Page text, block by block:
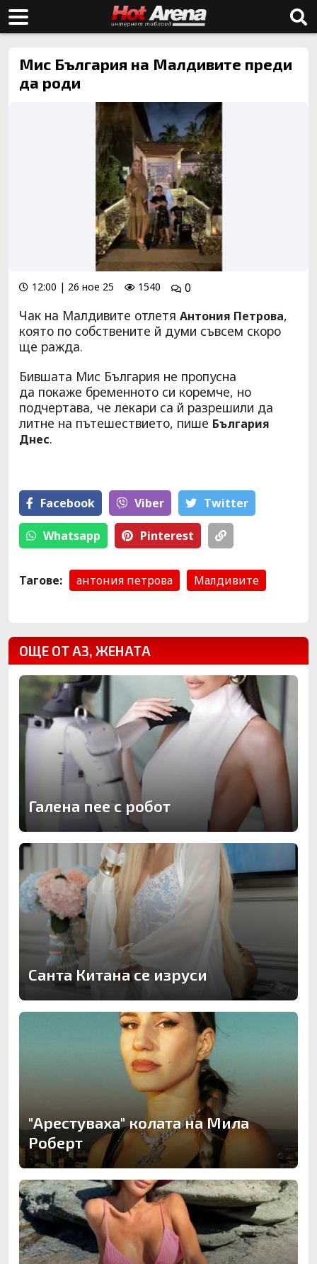
Мис България на Малдивите преди
да роди
12:00 | 26 ное 25 1540 0
Чак на Малдивите отлетя Антония Петрова,
която по собствените й думи съвсем скоро
ще ражда.
Бившата Мис България не пропусна
да покаже бременното си коремче, но
подчертава, че лекари са й разрешили да
литне на пътешествието, пише България
Днес.
Facebook Viber Тwitter
Whatsapp Pinterest
Тагове: антония петрова Малдивите
ОЩЕ ОТ АЗ, ЖЕНАТА
Галена пее с робот
Санта Китана се изруси
"Арестуваха" колата на Мила
Роберт